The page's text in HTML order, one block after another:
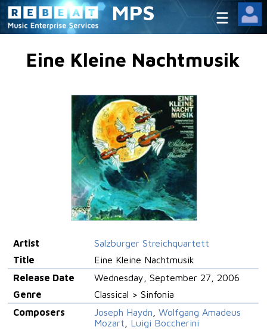
MPS
Eine Kleine Nachtmusik
Artist
Salzburger Streichquartett
Title
Eine Kleine Nachtmusik
Release Date
Wednesday, September 27, 2006
Genre
Classical > Sinfonia
Composers
Joseph Haydn
Wolfgang Amadeus
Mozart
Luigi Boccherini